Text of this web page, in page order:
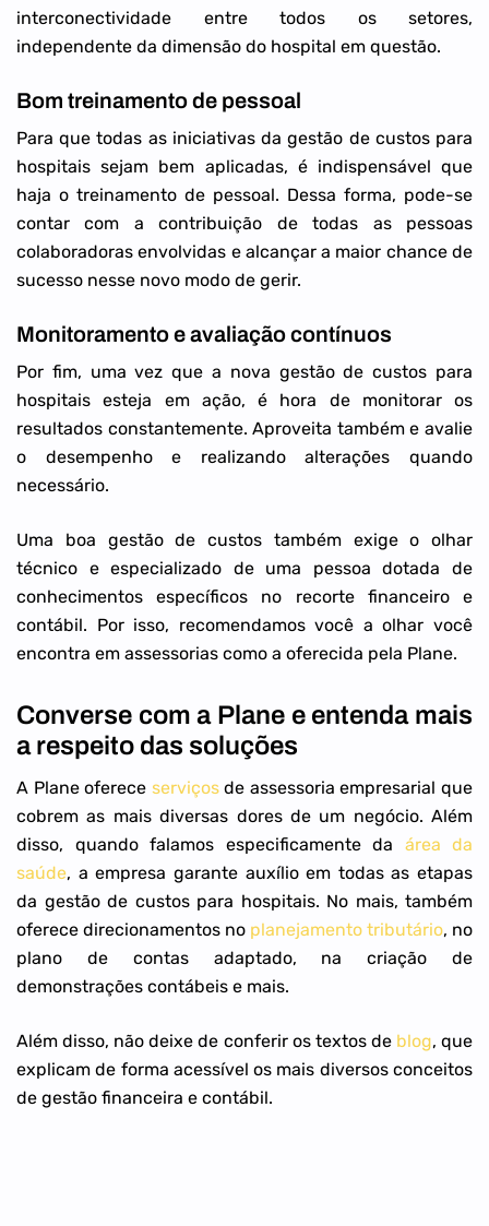
interconectividade entre todos os setores,
independente da dimensão do hospital em questão.
Bom treinamento de pessoal
Para que todas as iniciativas da gestão de custos para
hospitais sejam bem aplicadas, é indispensável que
haja o treinamento de pessoal. Dessa forma, pode-se
contar com a contribuição de todas as pessoas
colaboradoras envolvidas e alcançar a maior chance de
sucesso nesse novo modo de gerir.
Monitoramento e avaliação contínuos
Por fim, uma vez que a nova gestão de custos para
hospitais esteja em ação, é hora de monitorar os
resultados constantemente. Aproveita também e avalie
o desempenho e realizando alterações quando
necessário.
Uma boa gestão de custos também exige o olhar
técnico e especializado de uma pessoa dotada de
conhecimentos específicos no recorte financeiro e
contábil. Por isso, recomendamos você a olhar você
encontra em assessorias como a oferecida pela Plane.
Converse com a Plane e entenda mais
a respeito das soluções
A Plane oferece serviçosde assessoria empresarial que
cobrem as mais diversas dores de um negócio. Além
disso, quando falamos especificamente da área da
saúde, a empresa garante auxílio em todas as etapas
da gestão de custos para hospitais. No mais, também
oferece direcionamentos no planejamento tributário, no
plano de contas adaptado, na criação de
demonstrações contábeis e mais.
Além disso, não deixe de conferir os textos de blog, que
explicam de forma acessível os mais diversos conceitos
de gestão financeira e contábil.